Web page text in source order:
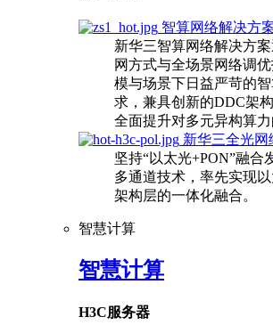
智算网络解决方
新华三智算网络解决方
网方式与全场景网络调
模与场景下日益严苛的
求，兼具创新的DDC架
全面提升对多元异构算力
新华三全光网
坚持“以太光+PON”融合
多通道技术，率先实现
架构层的一体化融合。
智慧计算
智慧计算
H3C服务器